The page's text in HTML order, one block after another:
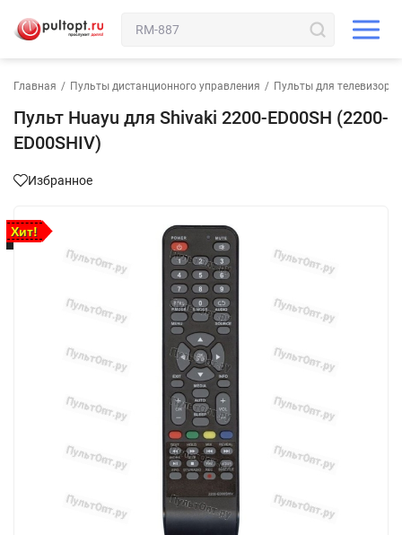
Главная / Пульты дистанционного управления / Пульты для телевизора
Пульт Huayu для Shivaki 2200-ED00SH (2200-
ED00SHIV)
Избранное
Хит!